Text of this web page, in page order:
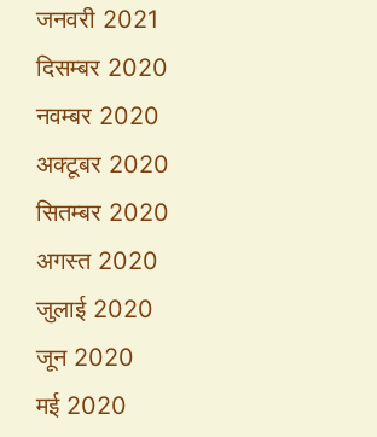
जनवरी 2021
दिसम्बर 2020
नवम्बर 2020
अक्टूबर 2020
सितम्बर 2020
अगस्त 2020
जुलाई 2020
जून 2020
मई 2020